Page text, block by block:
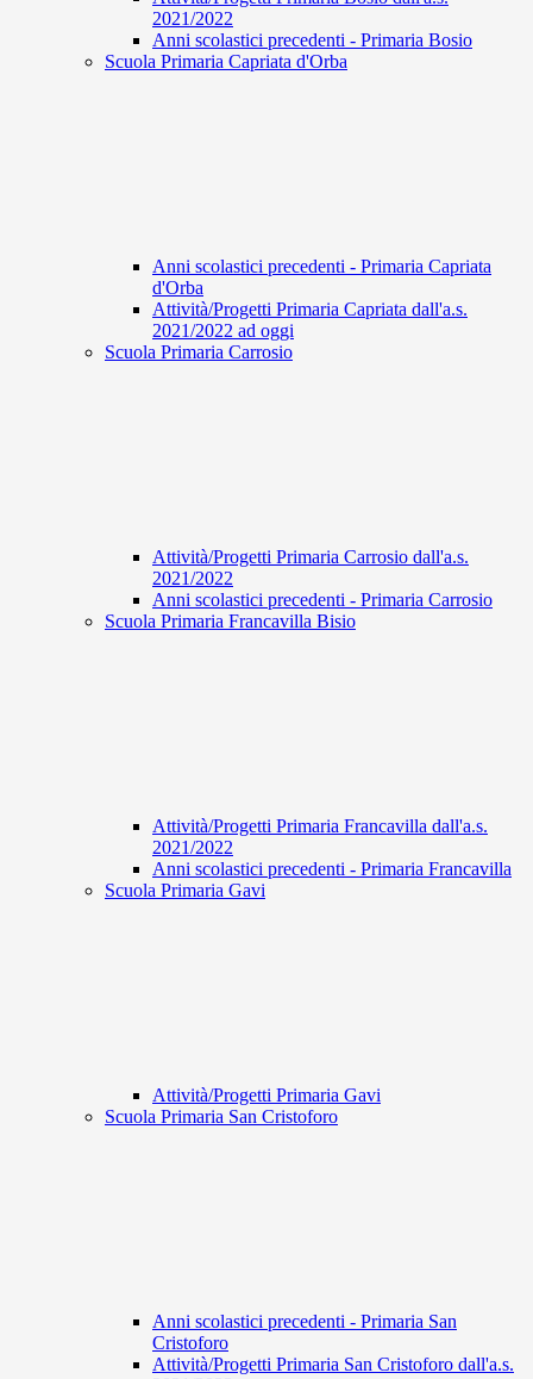
2021/2022
Anni scolastici precedenti - Primaria Bosio
Scuola Primaria Capriata d'Orba
Anni scolastici precedenti - Primaria Capriata
d'Orba
Attività/Progetti Primaria Capriata dall'a.s.
2021/2022 ad oggi
Scuola Primaria Carrosio
Attività/Progetti Primaria Carrosio dall'a.s.
2021/2022
Anni scolastici precedenti - Primaria Carrosio
Scuola Primaria Francavilla Bisio
Attività/Progetti Primaria Francavilla dall'a.s.
2021/2022
Anni scolastici precedenti - Primaria Francavilla
Scuola Primaria Gavi
Attività/Progetti Primaria Gavi
Scuola Primaria San Cristoforo
Anni scolastici precedenti - Primaria San
Cristoforo
Attività/Progetti Primaria San Cristoforo dall'a.s.